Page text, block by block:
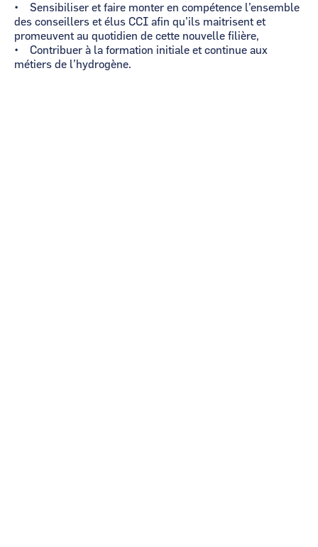
• Sensibiliser et faire monter en compétence l’ensemble
des conseillers et élus CCI afin qu’ils maitrisent et
promeuvent au quotidien de cette nouvelle filière,
• Contribuer à la formation initiale et continue aux
métiers de l’hydrogène.